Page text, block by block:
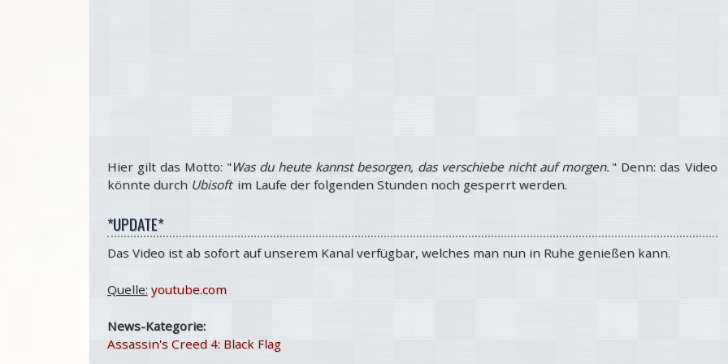
Hier gilt das Motto: "Was du heute kannst besorgen, das verschiebe nicht auf morgen. " Denn: das Video
könnte durch Ubisoftim Laufe der folgenden Stunden noch gesperrt werden.
*UPDATE*
Das Video ist ab sofort auf unserem Kanal verfügbar, welches man nun in Ruhe genießen kann.
Quelle: youtube.com
News-Kategorie:
Assassin's Creed 4: Black Flag